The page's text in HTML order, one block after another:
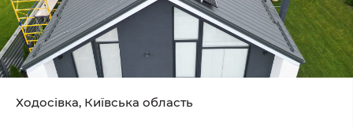
Ходосівка, Київська область